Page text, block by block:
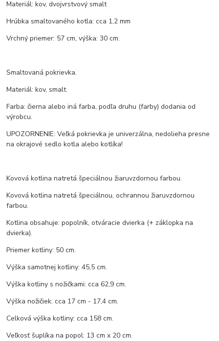
Materiál: kov, dvojvrstvový smalt
Hrúbka smaltovaného kotla: cca 1,2 mm
Vrchný priemer: 57 cm, výška: 30 cm.
Smaltovaná pokrievka.
Materiál: kov, smalt.
Farba: čierna alebo iná farba, podľa druhu (farby) dodania od
výrobcu.
UPOZORNENIE: Veľká pokrievka je univerzálna, nedolieha presne
na okrajové sedlo kotla alebo kotlíka!
Kovová kotlina natretá špeciálnou žiaruvzdornou farbou.
Kovová kotlina natretá špeciálnou, ochrannou žiaruvzdornou
farbou.
Kotlina obsahuje: popolník, otváracie dvierka (+ záklopka na
dvierka).
Priemer kotliny: 50 cm.
Výška samotnej kotliny: 45,5 cm.
Výška kotliny s nožičkami: cca 62,9 cm.
Výška nožičiek: cca 17 cm - 17,4 cm.
Celková výška kotliny: cca 158 cm.
Veľkosť šuplíka na popol: 13 cm x 20 cm.